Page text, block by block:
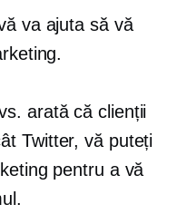
va ajuta să vă
arată că clienții
Twitter, vă puteți
pentru a vă